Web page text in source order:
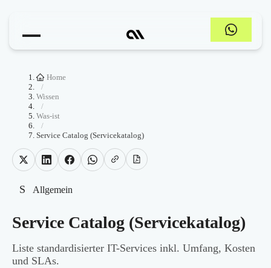
Home
/
Wissen
/
Was-ist
/
Service Catalog (Servicekatalog)
S Allgemein
Service Catalog (Servicekatalog)
Liste standardisierter IT-Services inkl. Umfang, Kosten
und SLAs.